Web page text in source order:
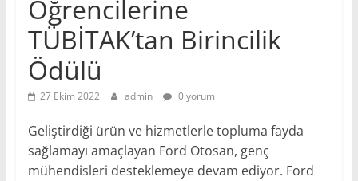
Öğrencilerine
TÜBİTAK’tan Birincilik
Ödülü
27 Ekim 2022 admin 0 yorum
Geliştirdiği ürün ve hizmetlerle topluma fayda
sağlamayı amaçlayan Ford Otosan, genç
mühendisleri desteklemeye devam ediyor. Ford